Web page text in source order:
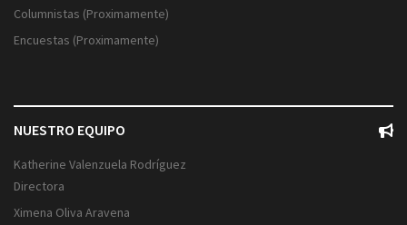
Columnistas (Proximamente)
Encuestas (Proximamente)
NUESTRO EQUIPO
Katherine Valenzuela Rodríguez
Directora
Ximena Oliva Aravena